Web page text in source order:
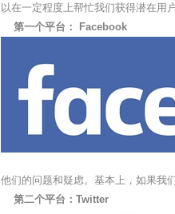
以在一定程度上帮忙我们获得潜在用
第一个平台： Facebook
他们的问题和疑虑。基本上，如果我
第二个平台：Twitter